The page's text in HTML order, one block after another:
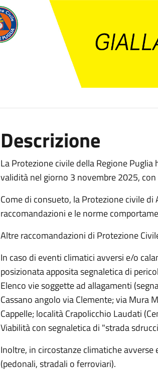
Descrizione
La Protezione civile della Regione
validità nel giorno 3 novembre 2025,
Come di consueto, la Protezione civile
raccomandazioni e le norme
Altre raccomandazioni di Protezione
In caso di eventi climatici avversi e/o
posizionata apposita segnaletica di
Elenco vie soggette ad allagamenti
Cassano angolo via Clemente; via Mura
Cappelle; località Crapolicchio Laudati
Viabilità con segnaletica di "strada
Inoltre, in circostanze climatiche
(pedonali, stradali o ferroviari).